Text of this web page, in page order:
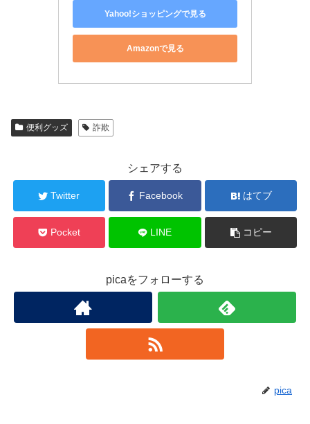
Yahoo!ショッピングで見る
Amazonで見る
便利グッズ 詐欺
シェアする
Twitter Facebook はてブ
Pocket LINE コピー
picaをフォローする
pica